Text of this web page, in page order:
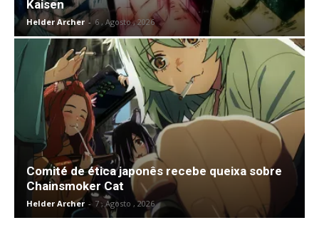
Kaisen
Helder Archer - 6 , Agosto , 2026
Comité de ética japonês recebe queixa sobre
Chainsmoker Cat
Helder Archer - 7 , Agosto , 2026